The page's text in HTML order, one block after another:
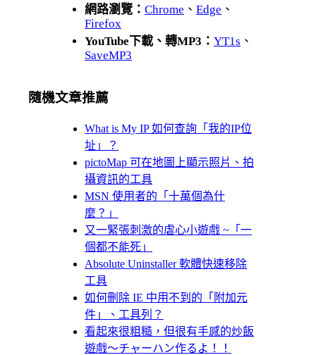
網路瀏覽： Chrome 、 Edge 、
Firefox
YouTube下載、轉MP3： YT1s 、
SaveMP3
隨機文章推薦
What is My IP 如何查詢「我的IP位
址」？
pictoMap 可在地圖上顯示照片、拍
攝資訊的工具
MSN 使用者的「十萬個為什
麼？」
又一緊張刺激的虐心小遊戲 ~「一
個都不能死」
Absolute Uninstaller 軟體快速移除
工具
如何刪除 IE 中用不到的「附加元
件」、工具列？
看起來很粗糙，但很有手感的炒飯
遊戲～チャーハン作るよ！！